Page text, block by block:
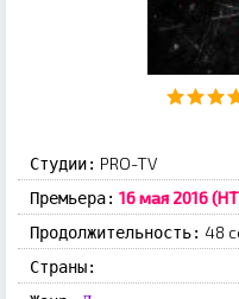
Студии: PRO-TV
Премьера: 16 мая 2016
Продолжительность: 48
Страны: